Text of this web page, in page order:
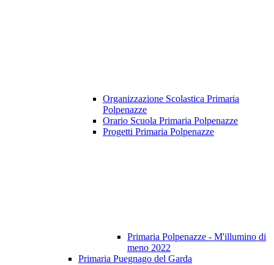
Organizzazione Scolastica Primaria
Polpenazze
Orario Scuola Primaria Polpenazze
Progetti Primaria Polpenazze
Primaria Polpenazze - M'illumino di
meno 2022
Primaria Puegnago del Garda